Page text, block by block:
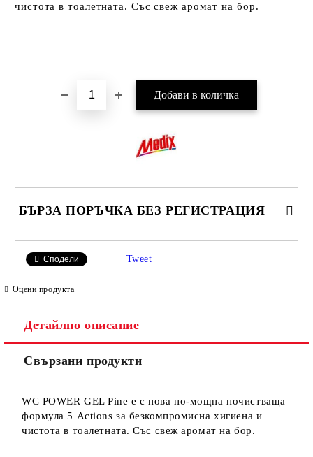
чистота в тоалетната. Със свеж аромат на бор.
БЪРЗА ПОРЪЧКА БЕЗ РЕГИСТРАЦИЯ
Ние ще се свържем с вас в рамките на работния ден.
Сподели Tweet
Оцени продукта
Детайлно описание
Свързани продукти
WC POWER GEL Pine е с нова по-мощна почистваща
формула 5 Actions за безкомпромисна хигиенa и
чистота в тоалетната. Със свеж аромат на бор.